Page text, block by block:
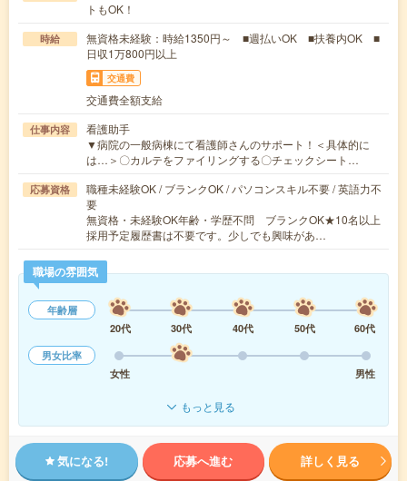
トもOK！
時給
無資格未経験：時給1350円～ ■週払いOK ■扶養内OK ■
日収1万800円以上
交通費
交通費全額支給
仕事内容
看護助手
▼病院の一般病棟にて看護師さんのサポート！＜具体的に
は…＞〇カルテをファイリングする〇チェックシート…
応募資格
職種未経験OK / ブランクOK / パソコンスキル不要 / 英語力不
要
無資格・未経験OK年齢・学歴不問 ブランクOK★10名以上
採用予定履歴書は不要です。少しでも興味があ…
職場の雰囲気
年齢層
20代
30代 40代 50代
60代
男女比率
女性
男性
もっと見る
気になる! 応募へ進む 詳しく見る